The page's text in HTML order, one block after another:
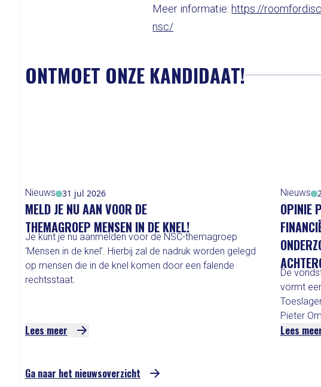
Meer informatie: https://
nsc/
ONTMOET ONZE KANDIDAAT!
Nieuws 31 jul 2026
MELD JE NU AAN VOOR DE
THEMAGROEP MENSEN IN DE KNEL!
Je kunt je nu aanmelden voor de NSC-themagroep
‘Mensen in de knel’. Hierbij zal de nadruk worden gelegd
op mensen die in de knel komen door een falende
rechtsstaat.
Lees meer
Nieuws
OPINIE
De
vormt
Pieter
Lees
Ga naar het nieuwsoverzicht